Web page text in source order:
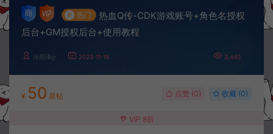
# 热门
热血Q传-CDK游戏账号+角色名授权
后台+GM授权后台+使用教程
冷雨泽ღ 2023-11-19 3,440
¥ 50 星钻 点赞 (0) 收藏 (0)
VIP 8折